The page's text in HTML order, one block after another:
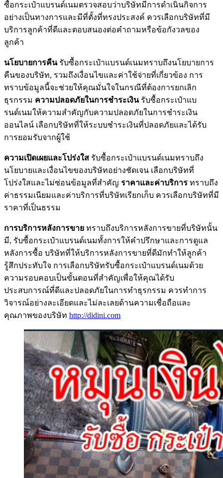
ซื้อกระเป๋าแบรนด์เนมตรวจสอบว่าบริษัทมีการดำเนินกิจการ
อย่างเป็นทางการและมีที่ตั้งที่ทรงประสงค์ ควรเลือกบริษัทที่มี
บริการลูกค้าที่ดีและตอบสนองต่อคำถามหรือข้อกังวลของ
ลูกค้า
นโยบายการคืนรับซื้อกระเป๋าแบรนด์เนมทราบถึงนโยบายการ
คืนของบริษัท, รวมถึงเงื่อนไขและค่าใช้จ่ายที่เกี่ยวข้อง การ
ทราบข้อมูลนี้จะช่วยให้คุณมั่นใจในกรณีที่ต้องการยกเลิก
ธุรกรรม ความปลอดภัยในการชำระเงินรับซื้อกระเป๋าแบ
รนด์เนมให้ความสำคัญกับความปลอดภัยในการชำระเงิน
ออนไลน์ เลือกบริษัทที่ให้ระบบชำระเงินที่ปลอดภัยและได้รับ
การยอมรับจากผู้ใช้
ความเปิดเผยและโปร่งใส รับซื้อกระเป๋าแบรนด์เนมทราบถึง
นโยบายและเงื่อนไขของบริษัทอย่างชัดเจน เลือกบริษัทที่
โปร่งใสและไม่ซ่อนข้อมูลที่สำคัญ ราคาและค่าบริการ ทราบถึง
ค่าธรรมเนียมและค่าบริการที่บริษัทเรียกเก็บ ควรเลือกบริษัทที่มี
ราคาที่เป็นธรรม
การบริการหลังการขาย ทราบถึงบริการหลังการขายที่บริษัทนั้น
มี, รับซื้อกระเป๋าแบรนด์เนมทั้งการให้คำปรึกษาและการดูแล
หลังการซื้อ บริษัทที่ให้บริการหลังการขายที่ดีมักทำให้ลูกค้า
รู้สึกประทับใจ การเลือกบริษัทรับซื้อกระเป๋าแบรนด์เนมด้วย
ความรอบคอบเป็นขั้นตอนที่สำคัญเพื่อให้คุณได้รับ
ประสบการณ์ที่ดีและปลอดภัยในการทำธุรกรรม ควรทำการ
วิจารณ์อย่างละเอียดและไม่ละเลยด้านความเชื่อถือและ
คุณภาพของบริษัท http://didini.com